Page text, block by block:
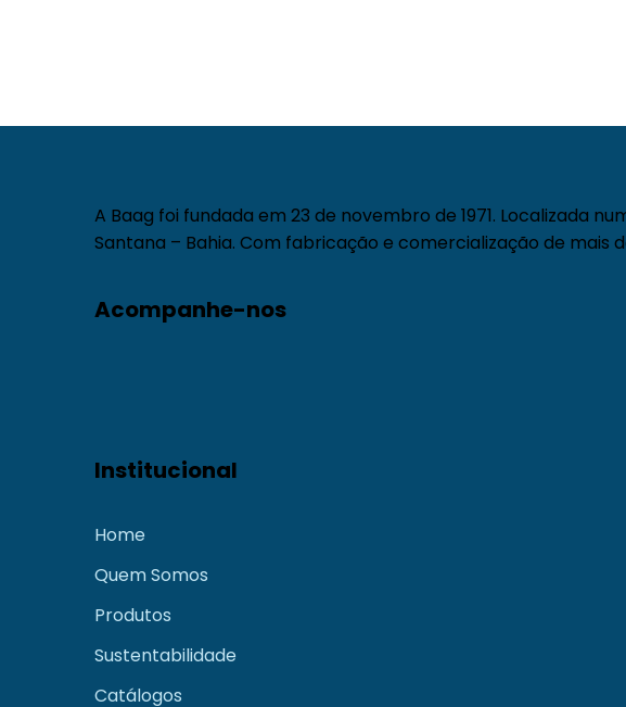
A Baag foi fundada em 23 de novembro de 1971. Localizada
Santana – Bahia. Com fabricação e comercialização de mais
Acompanhe-nos
Institucional
Home
Quem Somos
Produtos
Sustentabilidade
Catálogos